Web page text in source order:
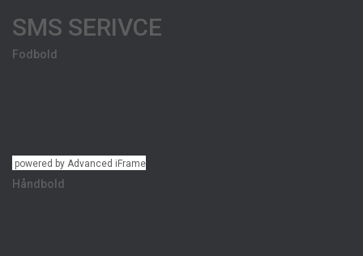
SMS SERIVCE
Fodbold
powered by Advanced iFrame
Håndbold